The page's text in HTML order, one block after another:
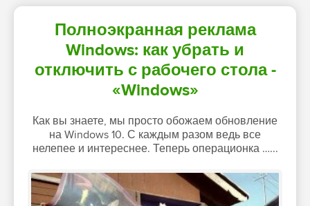
Полноэкранная реклама
Windows: как убрать и
отключить с рабочего стола -
«Windows»
Как вы знаете, мы просто обожаем обновление
на Windows 10. С каждым разом ведь все
нелепее и интереснее. Теперь операционка …...